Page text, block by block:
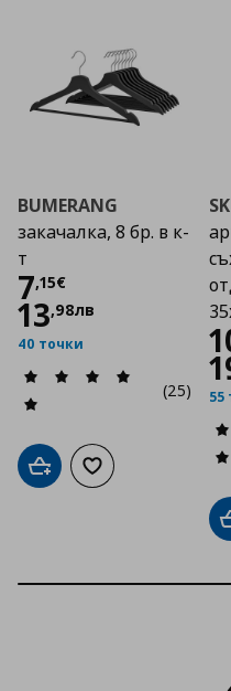
BUMERANG
закачалка, 8 бр. в к-
т
7,15€
Цена
13,98лв
40 точки
(25)
Добави в кошницата
Добави към
55